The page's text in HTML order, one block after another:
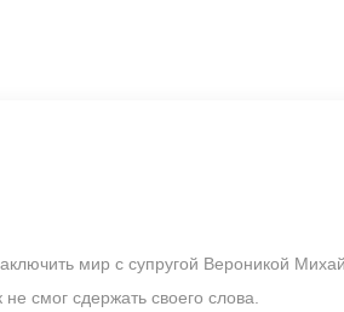
мир с супругой Вероникой
смог сдержать своего слова.